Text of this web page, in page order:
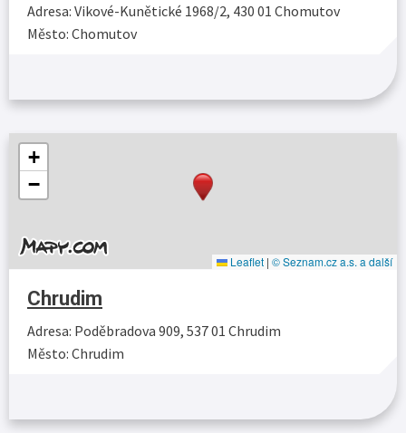
Adresa: Vikové-Kunětické 1968/2, 430 01 Chomutov
Město: Chomutov
+
−
Leaflet | © Seznam.cz a.s. a další
Chrudim
Adresa: Poděbradova 909, 537 01 Chrudim
Město: Chrudim